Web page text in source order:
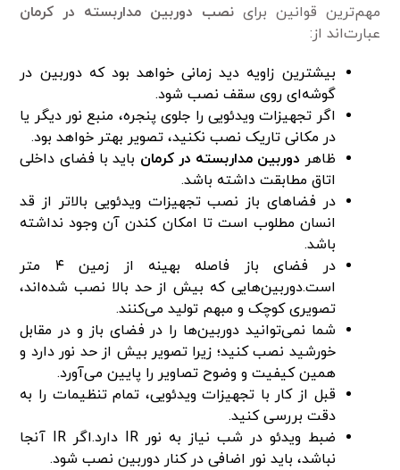
مهم‌ترین قوانین براینصب دوربین مداربسته در کرمان
عبارت‌اند از:
بیشترین زاویه دید زمانی خواهد بود که دوربین در
گوشه‌ای روی سقف نصب شود.
اگر تجهیزات ویدئویی را جلوی پنجره، منبع نور دیگر یا
در مکانی تاریک نصب نکنید، تصویر بهتر خواهد بود.
ظاهر دوربین مداربسته در کرمان باید با فضای داخلی
اتاق مطابقت داشته باشد.
در فضاهای باز نصب تجهیزات ویدئویی بالاتر از قد
انسان مطلوب است تا امکان کندن آن وجود نداشته
باشد.
در فضای باز فاصله بهینه از زمین ۴ متر
است.دوربین‌هایی که بیش از حد بالا نصب شده‌اند،
تصویری کوچک و مبهم تولید می‌کنند.
شما نمی‌توانید دوربین‌ها را در فضای باز و در مقابل
خورشید نصب کنید؛ زیرا تصویر بیش از حد نور دارد و
همین کیفیت و وضوح تصاویر را پایین می‌آورد.
قبل از کار با تجهیزات ویدئویی، تمام تنظیمات را به
دقت بررسی کنید.
ضبط ویدئو در شب نیاز به نور IR دارد.اگر IR آنجا
نباشد، باید نور اضافی در کنار دوربین نصب شود.